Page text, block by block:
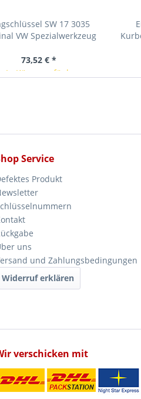
SW 17 3035
VW Spezialwerkzeug
73,52 € *
In Kürze verfügbar
Service
Produkt
uns
und Zahlungsbedingungen
Widerruf erklären
verschicken mit